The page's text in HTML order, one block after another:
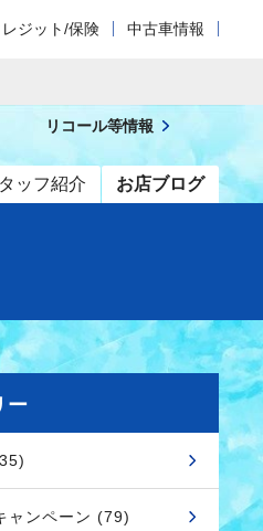
レジット/保険 中古車情報
ッフ紹介 お店ブログ
リコール等情報
ー
ャンペーン (79)